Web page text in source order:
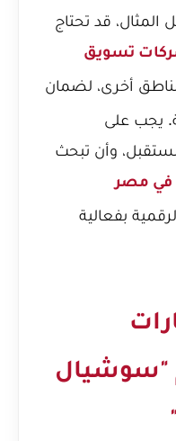
قد تحتاج
تسويق
أخرى، لضمان
يجب على
وأن تبحث
في مصر
بفعالية
"سوشيال